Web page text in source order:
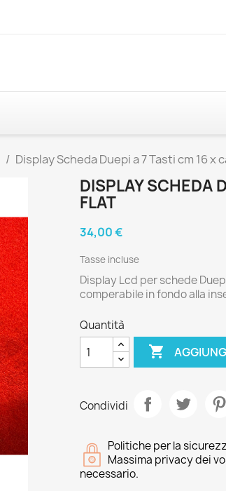
Display Scheda Duepi a 7 Tasti cm 16 x
DISPLAY SCHEDA
FLAT
34,00 €
Tasse incluse
Display Lcd per schede
comperabile in fondo alla
Quantità

Condividi
Politiche per la
Massima privacy dei
necessario.